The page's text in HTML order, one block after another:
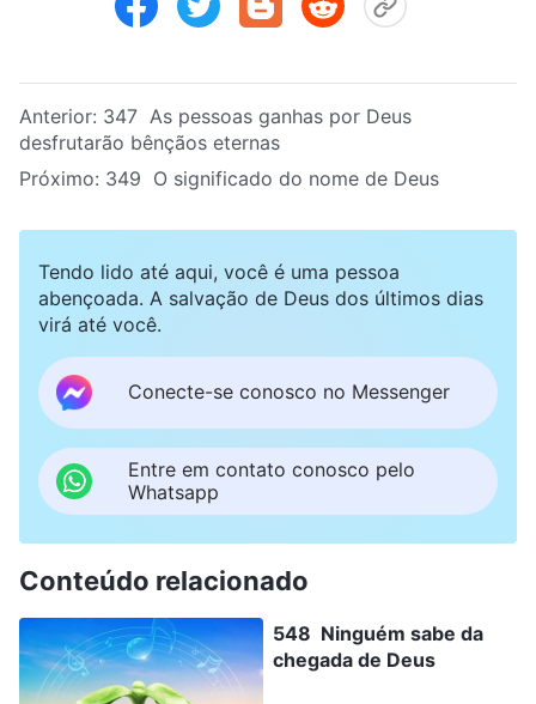
Anterior: 347 As pessoas ganhas por Deus
desfrutarão bênçãos eternas
Próximo: 349 O significado do nome de Deus
Tendo lido até aqui, você é uma pessoa
abençoada. A salvação de Deus dos últimos dias
virá até você.
Conecte-se conosco no Messenger
Entre em contato conosco pelo
Whatsapp
Conteúdo relacionado
548 Ninguém sabe da
chegada de Deus